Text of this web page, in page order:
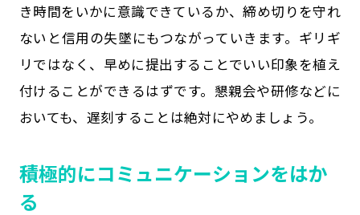
き時間をいかに意識できているか、締め切りを守れ
ないと信用の失墜にもつながっていきます。ギリギ
リではなく、早めに提出することでいい印象を植え
付けることができるはずです。懇親会や研修などに
おいても、遅刻することは絶対にやめましょう。
積極的にコミュニケーションをはか
る